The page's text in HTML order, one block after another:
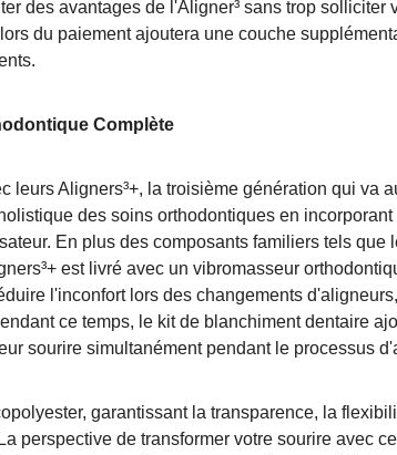
des avantages de l'Aligner³ sans trop solliciter
du paiement ajoutera une couche
Complète
Aligners³+, la troisième génération qui va
des soins orthodontiques en
En plus des composants familiers tels que
est livré avec un vibromasseur
l'inconfort lors des changements
ce temps, le kit de blanchiment dentaire
sourire simultanément pendant le processus
garantissant la transparence, la
perspective de transformer votre sourire avec